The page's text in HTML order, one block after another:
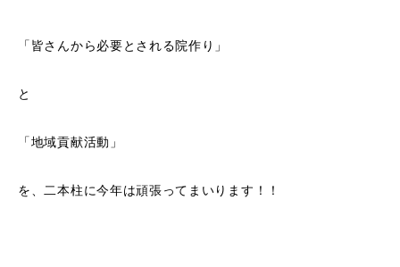
「皆さんから必要とされる院作り」
と
「地域貢献活動」
を、二本柱に今年は頑張ってまいります！！